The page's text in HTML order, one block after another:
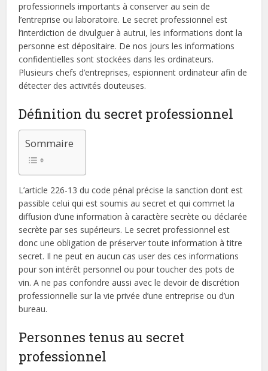
professionnels importants à conserver au sein de
l’entreprise ou laboratoire. Le secret professionnel est
l’interdiction de divulguer à autrui, les informations dont la
personne est dépositaire. De nos jours les informations
confidentielles sont stockées dans les ordinateurs.
Plusieurs chefs d’entreprises, espionnent ordinateur afin de
détecter des activités douteuses.
Définition du secret professionnel
Sommaire
L’article 226-13 du code pénal précise la sanction dont est
passible celui qui est soumis au secret et qui commet la
diffusion d’une information à caractère secrète ou déclarée
secrète par ses supérieurs. Le secret professionnel est
donc une obligation de préserver toute information à titre
secret. Il ne peut en aucun cas user des ces informations
pour son intérêt personnel ou pour toucher des pots de
vin. A ne pas confondre aussi avec le devoir de discrétion
professionnelle sur la vie privée d’une entreprise ou d’un
bureau.
Personnes tenus au secret
professionnel